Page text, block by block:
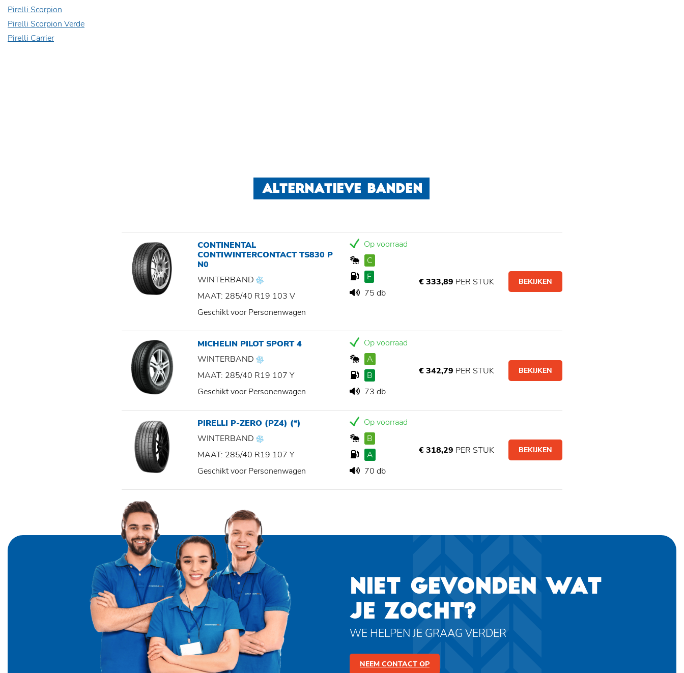
Pirelli Scorpion
Pirelli Scorpion Verde
Pirelli Carrier
ALTERNATIEVE BANDEN
CONTINENTAL
CONTIWINTERCONTACT TS830 P
N0
WINTERBAND
MAAT: 285/40 R19 103 V
Geschikt voor Personenwagen
Op voorraad
C
E
75 db
€ 333,89 PER STUK BEKIJKEN
MICHELIN PILOT SPORT 4
WINTERBAND
MAAT: 285/40 R19 107 Y
Geschikt voor Personenwagen
Op voorraad
A
B
73 db
€ 342,79 PER STUK BEKIJKEN
PIRELLI P-ZERO (PZ4) (*)
WINTERBAND
MAAT: 285/40 R19 107 Y
Geschikt voor Personenwagen
Op voorraad
B
A
70 db
€ 318,29 PER STUK BEKIJKEN
NIET GEVONDEN WAT
JE ZOCHT?
WE HELPEN JE GRAAG VERDER
NEEM CONTACT OP